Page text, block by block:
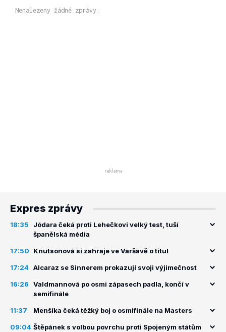
Nenalezeny žádné zprávy.
Expres zprávy
18:35
Jódara čeká proti Lehečkovi velký test, tuší
španělská média
17:50 Knutsonová si zahraje ve Varšavě o titul
17:24 Alcaraz se Sinnerem prokazují svoji výjimečnost
16:26
Valdmannová po osmi zápasech padla, končí v
semifinále
11:37 Menšíka čeká těžký boj o osmifinále na Masters
09:04 Štěpánek s volbou povrchu proti Spojeným státům